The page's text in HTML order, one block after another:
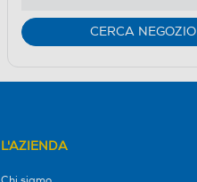
CERCA NEGOZIO
L'AZIENDA